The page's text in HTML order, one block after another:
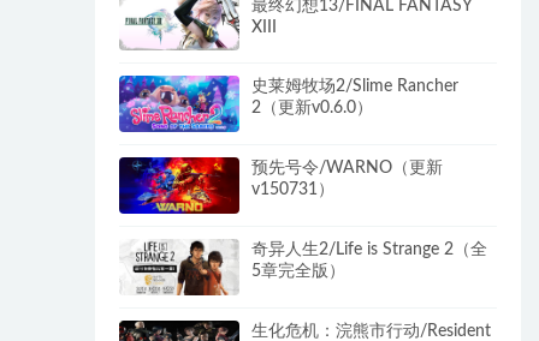
最终幻想13/FINAL FANTASY
XIII
史莱姆牧场2/Slime Rancher
2（更新v0.6.0）
预先号令/WARNO（更新
v150731）
奇异人生2/Life is Strange 2（全
5章完全版）
生化危机：浣熊市行动/Resident